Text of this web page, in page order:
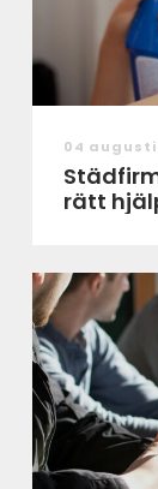
04 augusti
rätt